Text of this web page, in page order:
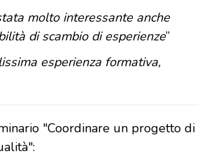
molto interessante anche
di scambio di esperienze”
esperienza formativa,
"Coordinare un progetto di